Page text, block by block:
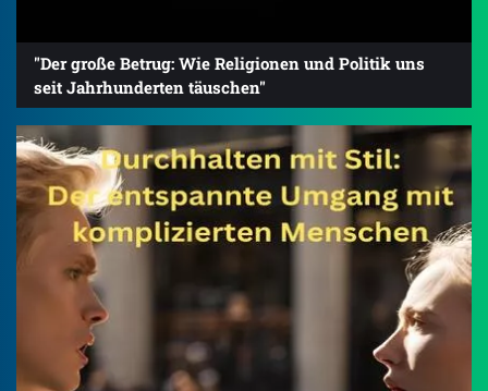
"Der große Betrug: Wie Religionen und Politik uns
seit Jahrhunderten täuschen"